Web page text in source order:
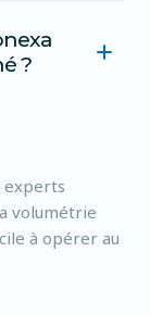
?
experts
volumétrie
à opérer au